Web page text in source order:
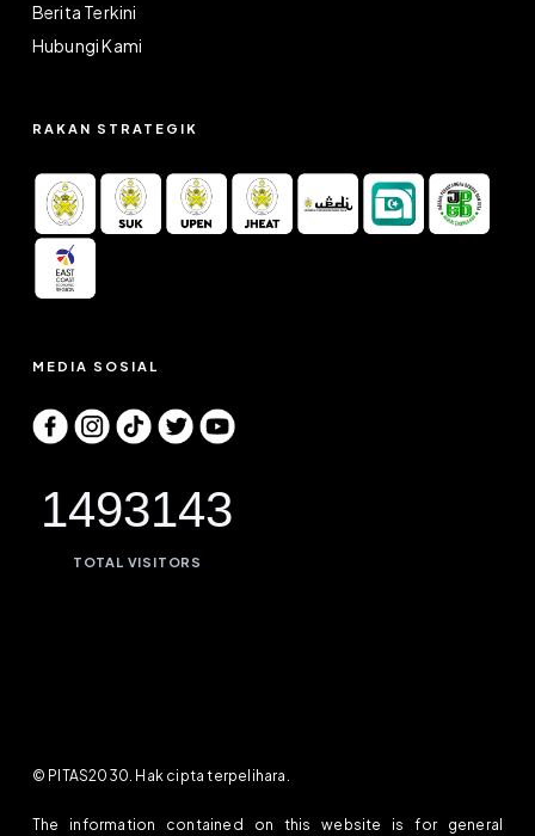
Berita Terkini
Hubungi Kami
RAKAN STRATEGIK
MEDIA SOSIAL
1493143
TOTAL VISITORS
© PITAS2030. Hak cipta terpelihara.
The information contained on this website is for general